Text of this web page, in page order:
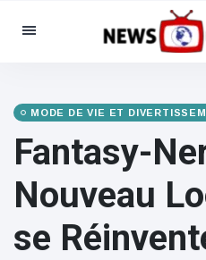
Catégories
Social et amusant
(155)
Cinéma et télévision
(81)
Célébrités
(13938)
Mode et beauté
(122)
MODE DE VIE ET
Fantasy-
Nouveau
se